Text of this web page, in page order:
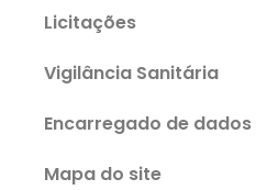
Licitações
Vigilância Sanitária
Encarregado de dados
Mapa do site